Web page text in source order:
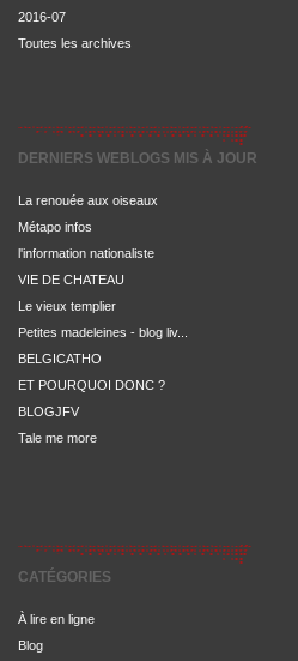
2016-07
Toutes les archives
DERNIERS WEBLOGS MIS À JOUR
La renouée aux oiseaux
Métapo infos
l'information nationaliste
VIE DE CHATEAU
Le vieux templier
Petites madeleines - blog liv...
BELGICATHO
ET POURQUOI DONC ?
BLOGJFV
Tale me more
CATÉGORIES
À lire en ligne
Blog